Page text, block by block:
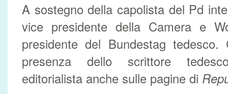
A sostegno della capolista del Pd
vice presidente della Camera e
presidente del Bundestag tedesco.
presenza dello scrittore
editorialista anche sulle pagine di